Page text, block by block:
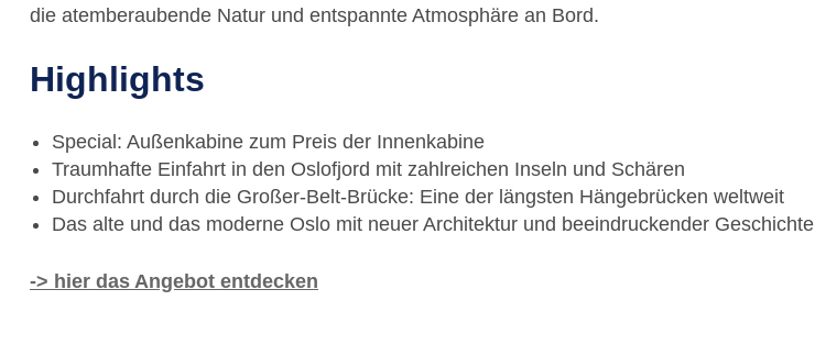
die atemberaubende Natur und entspannte Atmosphäre an Bord.
Highlights
Special: Außenkabine zum Preis der Innenkabine
Traumhafte Einfahrt in den Oslofjord mit zahlreichen Inseln und Schären
Durchfahrt durch die Großer-Belt-Brücke: Eine der längsten Hängebrücken weltweit
Das alte und das moderne Oslo mit neuer Architektur und beeindruckender Geschichte
-> hier das Angebot entdecken